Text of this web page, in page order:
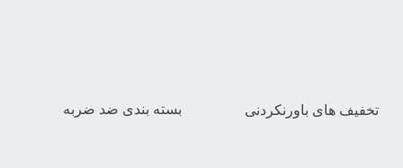
تخفیف های باورنکردنی بسته بندی ضد ضربه